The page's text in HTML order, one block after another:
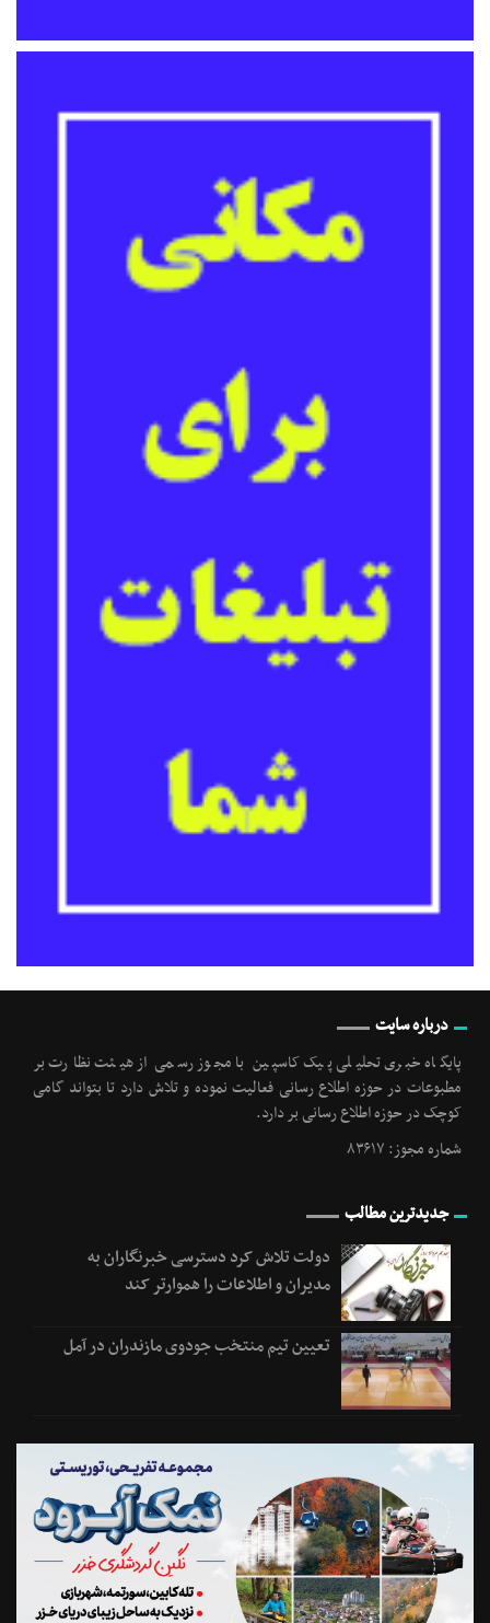
درباره سایت
پایگاه خبری تحلیلی پیک کاسپین با مجوز رسمی از هیئت نظارت بر
مطبوعات در حوزه اطلاع رسانی فعالیت نموده و تلاش دارد تا بتواند گامی
کوچک در حوزه اطلاع رسانی بر دارد.
شماره مجوز: ۸۳۶۱۷
جدیدترین مطالب
دولت تلاش کرد دسترسی خبرنگاران به
مدیران و اطلاعات را هموارتر کند
تعیین تیم منتخب جودوی مازندران در آمل